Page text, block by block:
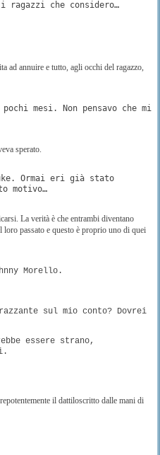
ragazzi che considero…
ad annuire e tutto, agli occhi del ragazzo,
mesi. Non pensavo che mi
sperato.
Ormai eri già stato
motivo…
La verità è che entrambi diventano
loro passato e questo è proprio uno di quei
Morello.
sul mio conto? Dovrei
essere strano,
il dattiloscritto dalle mani di